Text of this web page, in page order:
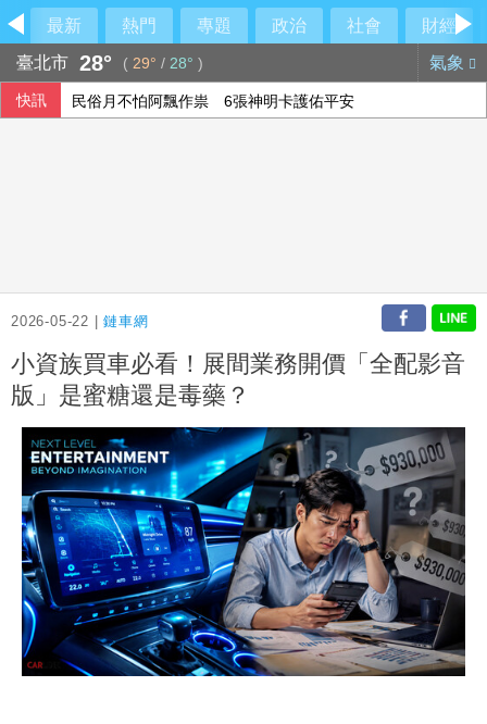
最新 熱門 專題 政治 社會
財經
臺北市 28° ( 29° / 28° ) 氣象
快訊 民俗月不怕阿飄作祟 6張神明卡護佑平安
2026-05-22 |鏈車網
小資族買車必看！展間業務開價「全配影音
版」是蜜糖還是毒藥？